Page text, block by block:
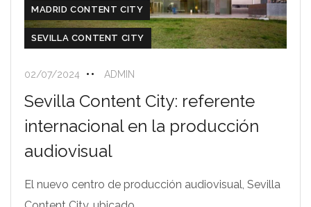
MADRID CONTENT CITY
SEVILLA CONTENT CITY
02/07/2024 ADMIN
Sevilla Content City: referente
internacional en la producción
audiovisual
El nuevo centro de producción audiovisual, Sevilla